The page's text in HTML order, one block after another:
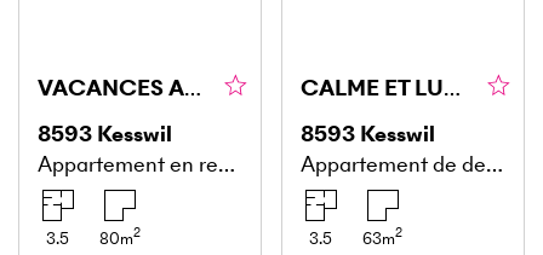
VACANCES AU BORD DU LAC
8593 Kesswil
Appartement en rez-de-chaussée
3.5 80m2
CALME ET LUMINEUX AU BORD DU LAC
8593 Kesswil
Appartement de dernier étage
3.5 63m2